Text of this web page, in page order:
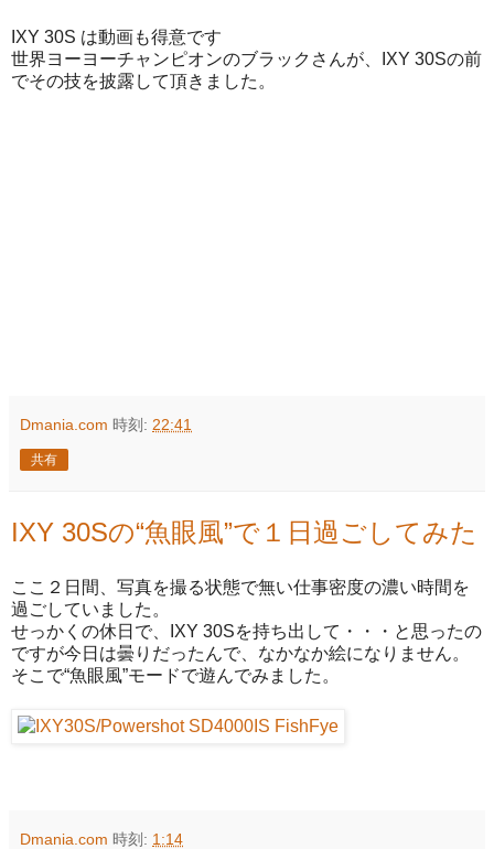
IXY 30S は動画も得意です
世界ヨーヨーチャンピオンのブラックさんが、IXY 30Sの前
でその技を披露して頂きました。
Dmania.com 時刻: 22:41
共有
IXY 30Sの“魚眼風”で１日過ごしてみた
ここ２日間、写真を撮る状態で無い仕事密度の濃い時間を
過ごしていました。
せっかくの休日で、IXY 30Sを持ち出して・・・と思ったの
ですが今日は曇りだったんで、なかなか絵になりません。
そこで“魚眼風”モードで遊んでみました。
Dmania.com 時刻: 1:14